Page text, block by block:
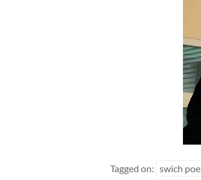
Tagged on: swich poe